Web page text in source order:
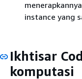
instance yang
Ikhtisar
komputasi